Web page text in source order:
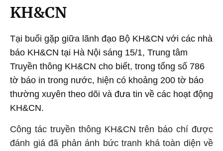
KH&CN
Tại buổi gặp giữa lãnh đạo Bộ KH&CN với các nhà
báo KH&CN tại Hà Nội sáng 15/1, Trung tâm
Truyền thông KH&CN cho biết, trong tổng số 786
tờ báo in trong nước, hiện có khoảng 200 tờ báo
thường xuyên theo dõi và đưa tin về các hoạt động
KH&CN.
Công tác truyền thông KH&CN trên báo chí được
đánh giá đã phản ánh bức tranh khá toàn diện về